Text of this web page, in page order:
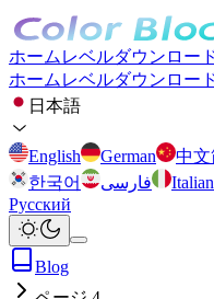
ホーム レベルダウンロー
ホーム レベルダウンロー
日本語
English German 中
한국어
فارسی
Русский
Blog